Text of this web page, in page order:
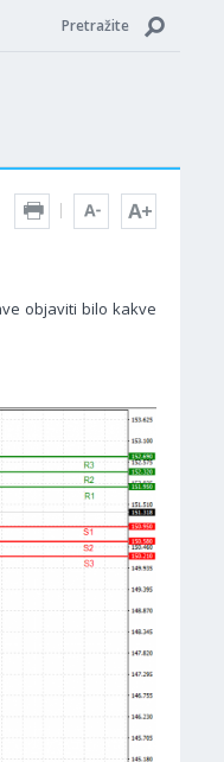
Pretražite
objaviti bilo kakve